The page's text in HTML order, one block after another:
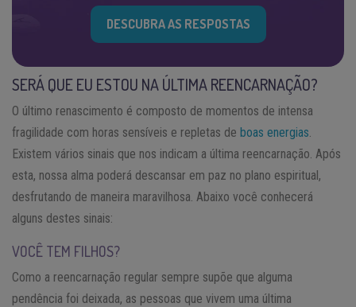
DESCUBRA AS RESPOSTAS
SERÁ QUE EU ESTOU NA ÚLTIMA REENCARNAÇÃO?
O último renascimento é composto de momentos de intensa
fragilidade com horas sensíveis e repletas de boas energias
Existem vários sinais que nos indicam a última reencarnação. Após
esta, nossa alma poderá descansar em paz no plano espiritual,
desfrutando de maneira maravilhosa. Abaixo você conhecerá
alguns destes sinais:
VOCÊ TEM FILHOS?
Como a reencarnação regular sempre supõe que alguma
pendência foi deixada, as pessoas que vivem uma última